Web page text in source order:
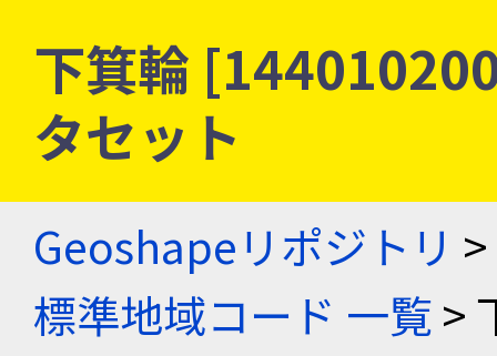
下箕輪
タセット
Geoshapeリポジトリ >
標準地域コード 一覧>